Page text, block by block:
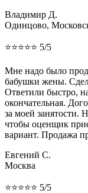
Владимир Д.
Одинцово,
⭐⭐⭐⭐⭐ 5/5
Мне надо было
бабушки жены.
Ответили быстро,
окончательная.
за моей занятости.
чтобы оценщик
вариант. Продажа
Евгений С.
Москва
⭐⭐⭐⭐⭐ 5/5